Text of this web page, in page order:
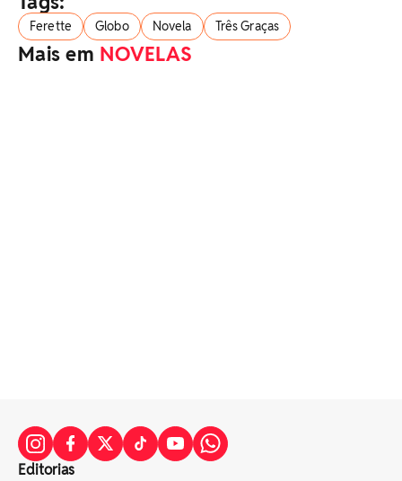
Ferette Globo Novela Três Graças
Mais em NOVELAS
Editorias